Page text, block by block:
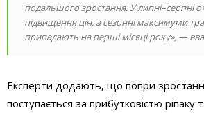
подальшого зростання. У липні–серпні
підвищення цін, а сезонні максимуми
припадають на перші місяці року», —
Експерти додають, що попри
поступається за прибутковістю